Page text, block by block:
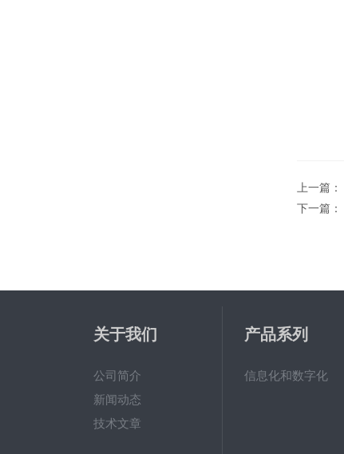
上一篇：
下一篇：
关于我们
公司简介
新闻动态
技术文章
产品系列
信息化和数字化